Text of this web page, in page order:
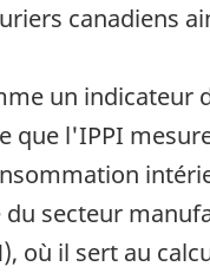
canadiens
un
que l'IPPI
secteur
où il sert au